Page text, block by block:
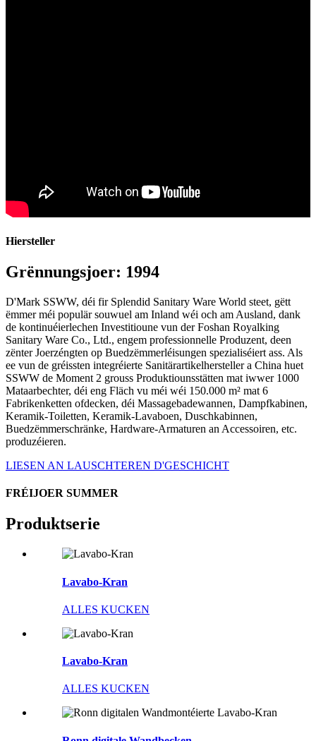
Hiersteller
Grënnungsjoer: 1994
D'Mark SSWW, déi fir Splendid Sanitary Ware World steet, gëtt
ëmmer méi populär souwuel am Inland wéi och am Ausland, dank
de kontinuéierlechen Investitioune vun der Foshan Royalking
Sanitary Ware Co., Ltd., engem professionnelle Produzent, deen
zënter Joerzéngten op Buedzëmmerléisungen spezialiséiert ass. Als
ee vun de gréissten integréierte Sanitärartikelhersteller a China huet
SSWW de Moment 2 grouss Produktiounsstätten mat iwwer 1000
Mataarbechter, déi eng Fläch vu méi wéi 150.000 m² mat 6
Fabrikenketten ofdecken, déi Massagebadewannen, Dampfkabinen,
Keramik-Toiletten, Keramik-Lavaboen, Duschkabinnen,
Buedzëmmerschränke, Hardware-Armaturen an Accessoiren, etc.
produzéieren.
LIESEN AN LAUSCHTEREN D'GESCHICHT
FRÉIJOER SUMMER
Produktserie
Lavabo-Kran
ALLES KUCKEN
Lavabo-Kran
ALLES KUCKEN